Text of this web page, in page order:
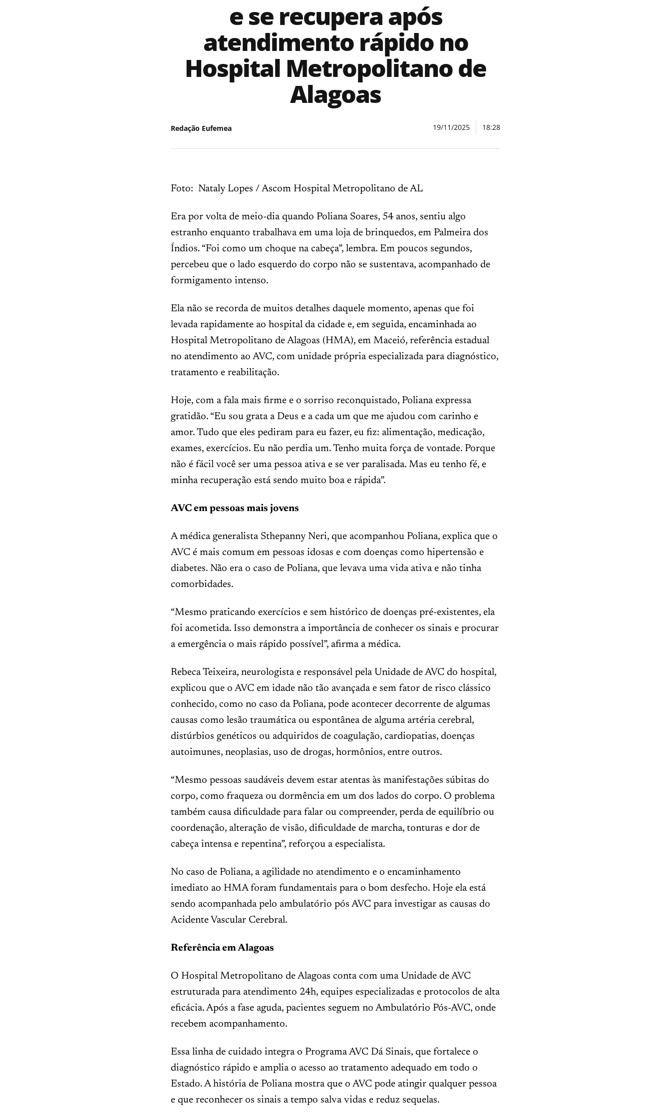
e se recupera após
atendimento rápido no
Hospital Metropolitano de
Alagoas
Redação Eufemea 19/11/2025 18:28
Foto: Nataly Lopes / Ascom Hospital Metropolitano de AL
Era por volta de meio-dia quando Poliana Soares, 54 anos, sentiu algo
estranho enquanto trabalhava em uma loja de brinquedos, em Palmeira dos
Índios. “Foi como um choque na cabeça”, lembra. Em poucos segundos,
percebeu que o lado esquerdo do corpo não se sustentava, acompanhado de
formigamento intenso.
Ela não se recorda de muitos detalhes daquele momento, apenas que foi
levada rapidamente ao hospital da cidade e, em seguida, encaminhada ao
Hospital Metropolitano de Alagoas (HMA), em Maceió, referência estadual
no atendimento ao AVC, com unidade própria especializada para diagnóstico,
tratamento e reabilitação.
Hoje, com a fala mais firme e o sorriso reconquistado, Poliana expressa
gratidão. “Eu sou grata a Deus e a cada um que me ajudou com carinho e
amor. Tudo que eles pediram para eu fazer, eu fiz: alimentação, medicação,
exames, exercícios. Eu não perdia um. Tenho muita força de vontade. Porque
não é fácil você ser uma pessoa ativa e se ver paralisada. Mas eu tenho fé, e
minha recuperação está sendo muito boa e rápida”.
AVC em pessoas mais jovens
A médica generalista Sthepanny Neri, que acompanhou Poliana, explica que o
AVC é mais comum em pessoas idosas e com doenças como hipertensão e
diabetes. Não era o caso de Poliana, que levava uma vida ativa e não tinha
comorbidades.
“Mesmo praticando exercícios e sem histórico de doenças pré-existentes, ela
foi acometida. Isso demonstra a importância de conhecer os sinais e procurar
a emergência o mais rápido possível”, afirma a médica.
Rebeca Teixeira, neurologista e responsável pela Unidade de AVC do hospital,
explicou que o AVC em idade não tão avançada e sem fator de risco clássico
conhecido, como no caso da Poliana, pode acontecer decorrente de algumas
causas como lesão traumática ou espontânea de alguma artéria cerebral,
distúrbios genéticos ou adquiridos de coagulação, cardiopatias, doenças
autoimunes, neoplasias, uso de drogas, hormônios, entre outros.
“Mesmo pessoas saudáveis devem estar atentas às manifestações súbitas do
corpo, como fraqueza ou dormência em um dos lados do corpo. O problema
também causa dificuldade para falar ou compreender, perda de equilíbrio ou
coordenação, alteração de visão, dificuldade de marcha, tonturas e dor de
cabeça intensa e repentina”, reforçou a especialista.
No caso de Poliana, a agilidade no atendimento e o encaminhamento
imediato ao HMA foram fundamentais para o bom desfecho. Hoje ela está
sendo acompanhada pelo ambulatório pós AVC para investigar as causas do
Acidente Vascular Cerebral.
Referência em Alagoas
O Hospital Metropolitano de Alagoas conta com uma Unidade de AVC
estruturada para atendimento 24h, equipes especializadas e protocolos de alta
eficácia. Após a fase aguda, pacientes seguem no Ambulatório Pós-AVC, onde
recebem acompanhamento.
Essa linha de cuidado integra o Programa AVC Dá Sinais, que fortalece o
diagnóstico rápido e amplia o acesso ao tratamento adequado em todo o
Estado. A história de Poliana mostra que o AVC pode atingir qualquer pessoa
e que reconhecer os sinais a tempo salva vidas e reduz sequelas.